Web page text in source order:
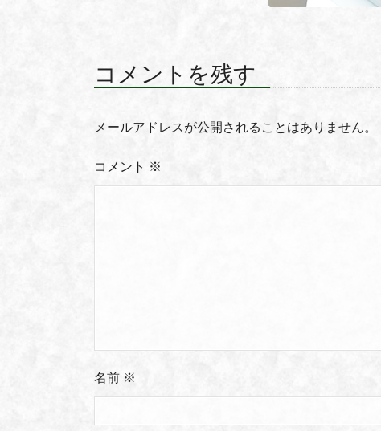
コメントを残す
メールアドレスが公開されることはありません。
コメント ※
名前 ※